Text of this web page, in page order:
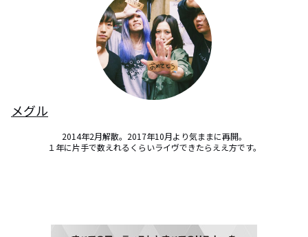
メグル
2014年2月解散。2017年10月より気ままに再開。
１年に片手で数えれるくらいライヴできたらええ方です。